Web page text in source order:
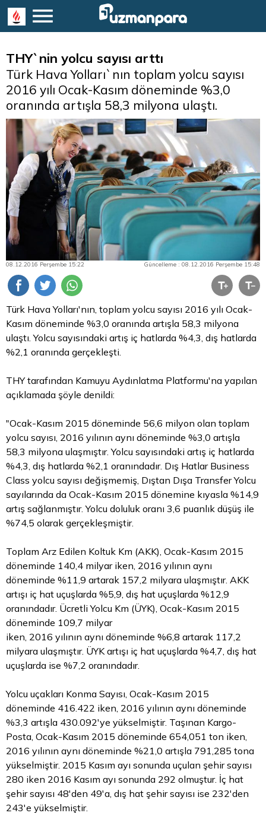
THY`nin yolcu sayısı arttı
Türk Hava Yolları`nın toplam yolcu sayısı
2016 yılı Ocak-Kasım döneminde %3,0
oranında artışla 58,3 milyona ulaştı.
08.12.2016 Perşembe 15:22 Güncelleme : 08.12.2016 Perşembe 15:48
Türk Hava Yolları'nın, toplam yolcu sayısı 2016 yılı Ocak-
Kasım döneminde %3,0 oranında artışla 58,3 milyona
ulaştı. Yolcu sayısındaki artış iç hatlarda %4,3, dış hatlarda
%2,1 oranında gerçekleşti.
THY tarafından Kamuyu Aydınlatma Platformu'na yapılan
açıklamada şöyle denildi:
"Ocak-Kasım 2015 döneminde 56,6 milyon olan toplam
yolcu sayısı, 2016 yılının aynı döneminde %3,0 artışla
58,3 milyona ulaşmıştır. Yolcu sayısındaki artış iç hatlarda
%4,3, dış hatlarda %2,1 oranındadır. Dış Hatlar Business
Class yolcu sayısı değişmemiş, Dıştan Dışa Transfer Yolcu
sayılarında da Ocak-Kasım 2015 dönemine kıyasla %14,9
artış sağlanmıştır. Yolcu doluluk oranı 3,6 puanlık düşüş ile
%74,5 olarak gerçekleşmiştir.
Toplam Arz Edilen Koltuk Km (AKK), Ocak-Kasım 2015
döneminde 140,4 milyar iken, 2016 yılının aynı
döneminde %11,9 artarak 157,2 milyara ulaşmıştır. AKK
artışı iç hat uçuşlarda %5,9, dış hat uçuşlarda %12,9
oranındadır. Ücretli Yolcu Km (ÜYK), Ocak-Kasım 2015
döneminde 109,7 milyar
iken, 2016 yılının aynı döneminde %6,8 artarak 117,2
milyara ulaşmıştır. ÜYK artışı iç hat uçuşlarda %4,7, dış hat
uçuşlarda ise %7,2 oranındadır.
Yolcu uçakları Konma Sayısı, Ocak-Kasım 2015
döneminde 416.422 iken, 2016 yılının aynı döneminde
%3,3 artışla 430.092'ye yükselmiştir. Taşınan Kargo-
Posta, Ocak-Kasım 2015 döneminde 654,051 ton iken,
2016 yılının aynı döneminde %21,0 artışla 791,285 tona
yükselmiştir. 2015 Kasım ayı sonunda uçulan şehir sayısı
280 iken 2016 Kasım ayı sonunda 292 olmuştur. İç hat
şehir sayısı 48'den 49'a, dış hat şehir sayısı ise 232'den
243'e yükselmiştir.